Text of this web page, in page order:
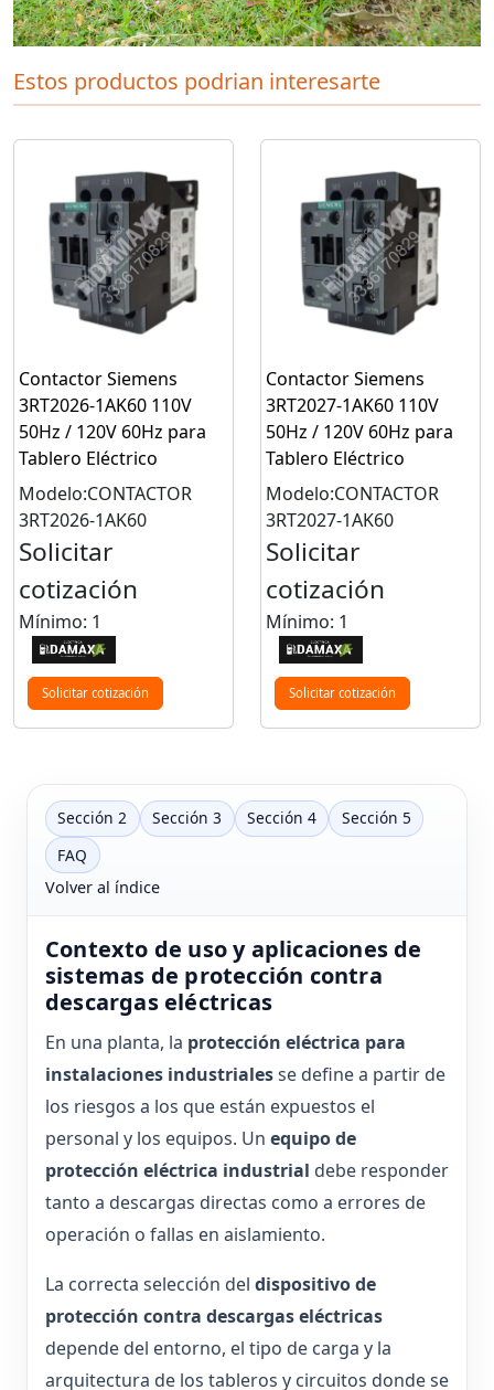
Estos productos podrian interesarte
Contactor Siemens
3RT2026-1AK60 110V
50Hz / 120V 60Hz para
Tablero Eléctrico
Modelo:CONTACTOR
3RT2026-1AK60
Solicitar
cotización
Mínimo: 1
Solicitar cotización
Contactor Siemens
3RT2027-1AK60 110V
50Hz / 120V 60Hz para
Tablero Eléctrico
Modelo:CONTACTOR
3RT2027-1AK60
Solicitar
cotización
Mínimo: 1
Solicitar cotización
Sección 2 Sección 3 Sección 4
Sección 5
FAQ
Volver al índice
Contexto de uso y aplicaciones de
sistemas de protección contra
descargas eléctricas
En una planta, la protección eléctrica para
instalaciones industrialesse define a partir de
los riesgos a los que están expuestos el
personal y los equipos. Un equipo de
protección eléctrica industrial debe responder
tanto a descargas directas como a errores de
operación o fallas en aislamiento.
La correcta selección del dispositivo de
protección contra descargas eléctricas
depende del entorno, el tipo de carga y la
arquitectura de los tableros y circuitos donde se